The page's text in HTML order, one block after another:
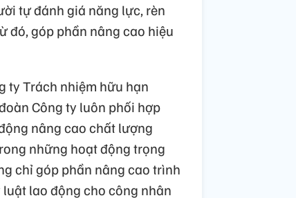
tự đánh giá năng lực, rèn
đó, góp phần nâng cao hiệu
ty Trách nhiệm hữu hạn
Công ty luôn phối hợp
nâng cao chất lượng
những hoạt động trọng
chỉ góp phần nâng cao trình
lao động cho công nhân